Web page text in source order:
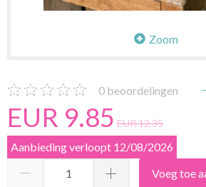
Zoom
0 beoordelingen
EUR 9.85 EUR 12.35
Aanbieding verloopt 12/08/2026
Voeg toe